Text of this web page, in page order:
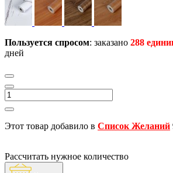
Пользуется спросом: заказано 288
дней
Этот товар добавило в Список Желаний
Рассчитать нужное количество